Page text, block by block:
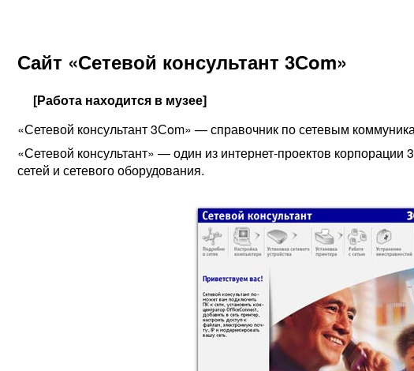
Сайт «Сетевой консультант 3Сom»
[Работа находится в музее]
«Сетевой консультант 3Сom» — справочник по сетевым
«Сетевой консультант» — один из интернет-проектов
сетей и сетевого оборудования.